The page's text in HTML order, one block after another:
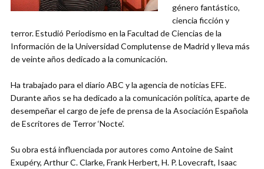
género fantástico,
ciencia ficción y
terror. Estudió Periodismo en la Facultad de Ciencias de la
Información de la Universidad Complutense de Madrid y lleva más
de veinte años dedicado a la comunicación.
Ha trabajado para el diario ABC y la agencia de noticias EFE.
Durante años se ha dedicado a la comunicación política, aparte de
desempeñar el cargo de jefe de prensa de la Asociación Española
de Escritores de Terror ‘Nocte’.
Su obra está influenciada por autores como Antoine de Saint
Exupéry, Arthur C. Clarke, Frank Herbert, H. P. Lovecraft, Isaac